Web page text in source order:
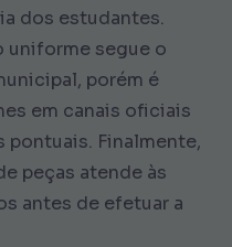
dos estudantes.
uniforme segue o
porém é
em canais oficiais
pontuais. Finalmente,
peças atende às
antes de efetuar a